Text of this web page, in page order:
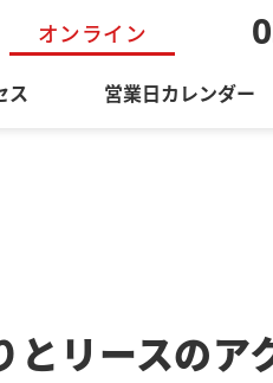
オンライン
ス 営業日カレンダー
リースのア